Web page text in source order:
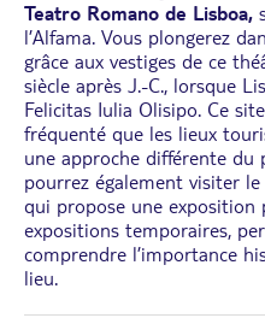
Teatro Romano de Lisboa,
l’Alfama. Vous plongerez
grâce aux vestiges de ce
siècle après J.-C., lorsque
Felicitas Iulia Olisipo. Ce
fréquenté que les lieux
une approche différente du
pourrez également visiter
qui propose une exposition
expositions temporaires,
comprendre l’importance
lieu.